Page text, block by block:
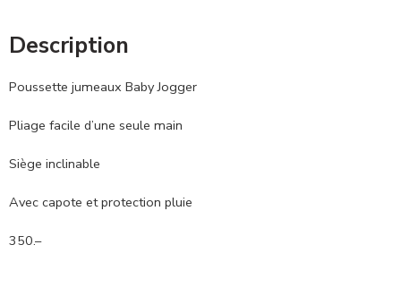
Description
Poussette jumeaux Baby Jogger
Pliage facile d’une seule main
Siège inclinable
Avec capote et protection pluie
350.–